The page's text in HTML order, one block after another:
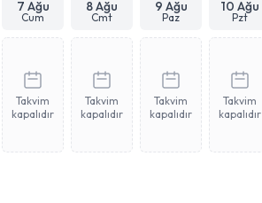
7 Ağu
Cum
8 Ağu
Cmt
9 Ağu
Paz
10 Ağu
Pzt
Takvim
kapalıdır
Takvim
kapalıdır
Takvim
kapalıdır
Takvim
kapalıdır